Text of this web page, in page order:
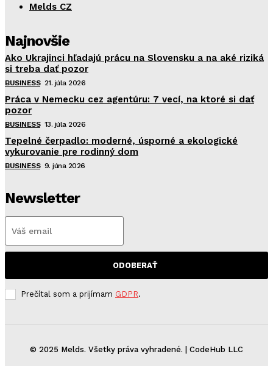
Melds CZ
Najnovšie
Ako Ukrajinci hľadajú prácu na Slovensku a na aké riziká
si treba dať pozor
BUSINESS 21. júla 2026
Práca v Nemecku cez agentúru: 7 vecí, na ktoré si dať
pozor
BUSINESS 13. júla 2026
Tepelné čerpadlo: moderné, úsporné a ekologické
vykurovanie pre rodinný dom
BUSINESS 9. júna 2026
Newsletter
ODOBERAŤ
Prečítal som a prijímam GDPR.
© 2025 Melds. Všetky práva vyhradené. | CodeHub LLC